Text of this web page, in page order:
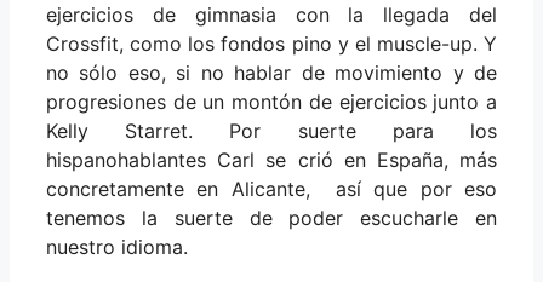
ejercicios de gimnasia con la llegada del
Crossfit, como los fondos pino y el muscle-up. Y
no sólo eso, si no hablar de movimiento y de
progresiones de un montón de ejercicios junto a
Kelly Starret. Por suerte para los
hispanohablantes Carl se crió en España, más
concretamente en Alicante, así que por eso
tenemos la suerte de poder escucharle en
nuestro idioma.